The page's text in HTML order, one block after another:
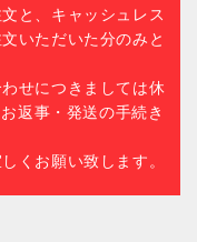
と、キャッシュレス
いただいた分のみと
せにつきましては休
返事・発送の手続き
くお願い致します。